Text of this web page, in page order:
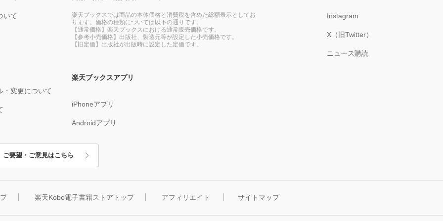
いて
・変更について
楽天ブックスでは商品の本体価格と消費税を含めた総額表示としてお
ります。価格の種類については以下の通りです。
【通常価格】楽天ブックスにおける通常販売価格です。
【参考小売価格】出版社、製造元等が設定した小売価格です。
【旧定価】出版社が出版時に設定した定価です。
楽天ブックスアプリ
iPhoneアプリ
Androidアプリ
Instagram
X（旧Twitter）
ニュース購読
ご要望・ご意見はこちら
楽天Kobo電子書籍ストアトップ アフィリエイト サイトマップ